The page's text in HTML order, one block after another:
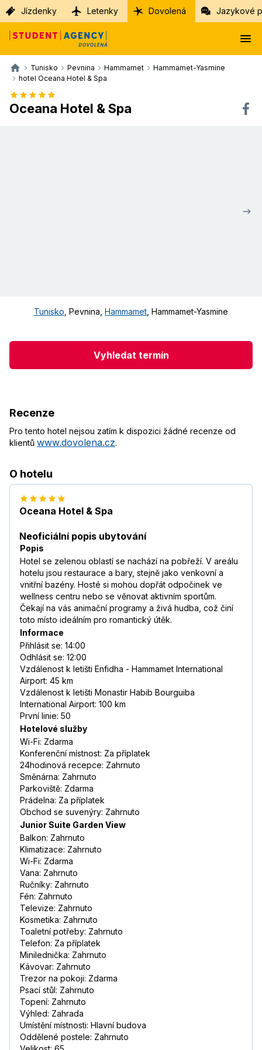
Jízdenky Letenky Dovolená Jazykové
Tunisko Pevnina Hammamet
Hammamet-Yasmine
hotel Oceana Hotel & Spa
Oceana Hotel & Spa
Tunisko Pevnina Hammamet Hammamet-Yasmine
Vyhledat termín
Recenze
Pro tento hotel nejsou zatím k dispozici žádné recenze od
klientů www.dovolena.cz.
O hotelu
Oceana Hotel & Spa
Neoficiální popis ubytování
Popis
Hotel se zelenou oblastí se nachází na pobřeží. V areálu
hotelu jsou restaurace a bary, stejně jako venkovní a
vnitřní bazény. Hosté si mohou dopřát odpočinek ve
wellness centru nebo se věnovat aktivním sportům.
Čekají na vás animační programy a živá hudba, což činí
toto místo ideálním pro romantický útěk.
Informace
Přihlásit se: 14:00
Odhlásit se: 12:00
Vzdálenost k letišti Enfidha - Hammamet International
Airport: 45 km
Vzdálenost k letišti Monastir Habib Bourguiba
International Airport: 100 km
První linie: 50
Hotelové služby
Wi-Fi: Zdarma
Konferenční místnost: Za příplatek
24hodinová recepce: Zahrnuto
Směnárna: Zahrnuto
Parkoviště: Zdarma
Prádelna: Za příplatek
Obchod se suvenýry: Zahrnuto
Junior Suite Garden View
Balkon: Zahrnuto
Klimatizace: Zahrnuto
Wi-Fi: Zdarma
Vana: Zahrnuto
Ručníky: Zahrnuto
Fén: Zahrnuto
Televize: Zahrnuto
Kosmetika: Zahrnuto
Toaletní potřeby: Zahrnuto
Telefon: Za příplatek
Minilednička: Zahrnuto
Kávovar: Zahrnuto
Trezor na pokoji: Zdarma
Psací stůl: Zahrnuto
Topení: Zahrnuto
Výhled: Zahrada
Umístění místnosti: Hlavní budova
Oddělené postele: Zahrnuto